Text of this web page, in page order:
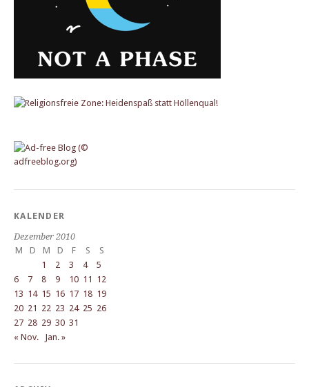
KALENDER
Dezember 2010
M
D M D F S
S
1
2 3 4
5
6
7 8 9 10 11 12
13 14 15 16 17 18 19
20 21 22 23 24 25 26
27 28 29 30 31
« Nov.
Jan. »